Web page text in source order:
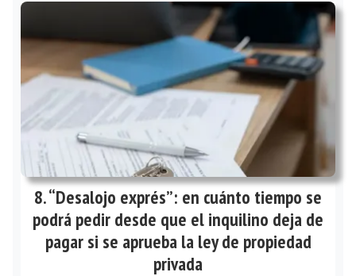
“Desalojo exprés”: en cuánto tiempo se
podrá pedir desde que el inquilino deja de
pagar si se aprueba la ley de propiedad
privada